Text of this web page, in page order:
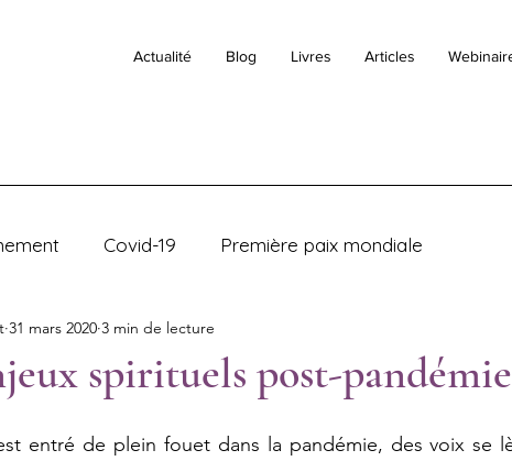
Actualité Blog Livres Articles
Covid-19 Première paix mondiale
spirituels post-pandémie
31 mars 2020 3 min de lecture
entré de plein fouet dans la pandémie, des voix se